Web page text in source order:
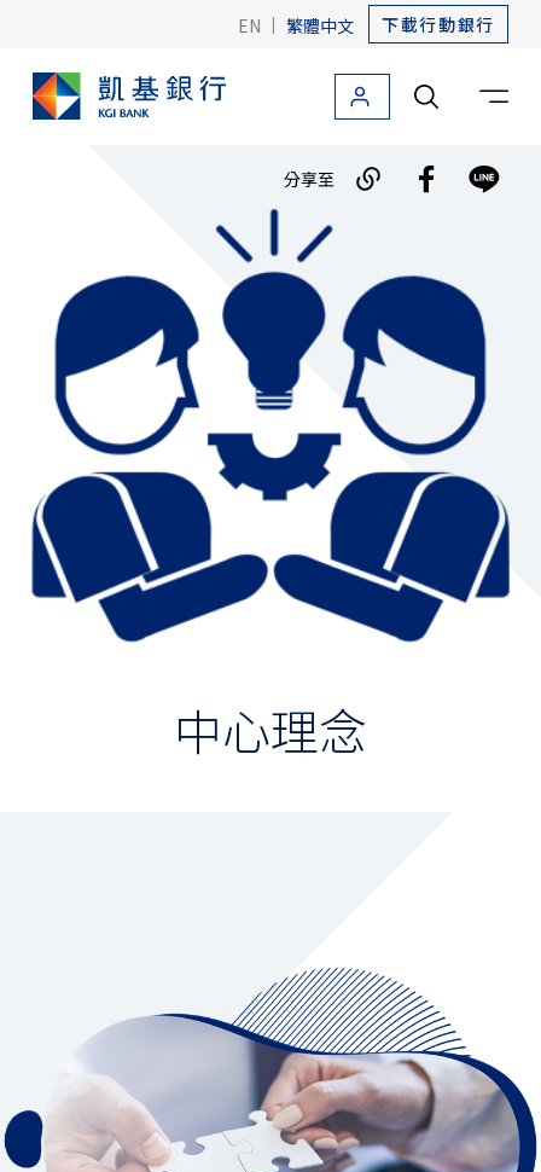
EN | 繁體中文 下載行動銀行
關於凱基 友善金融 海外據點
信用卡
貸款
存款
投資理財
保險
財富管理
中心理念
分享至